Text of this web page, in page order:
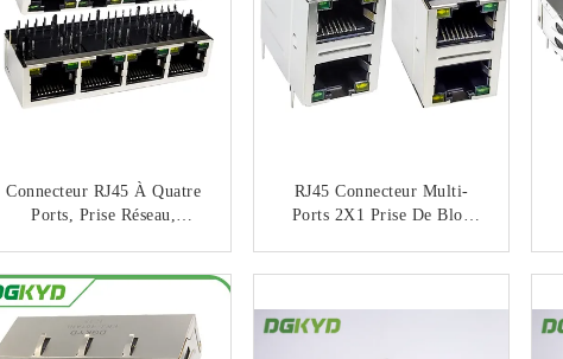
Connecteur RJ45 À Quatre
Ports, Prise Réseau,
Transformateur Ethernet
DGKYD114Q787AB2A1DP
CONTACTEZ
RJ45 Connecteur Multi-
Ports 2X1 Prise De Bloc
CONTACTEZ